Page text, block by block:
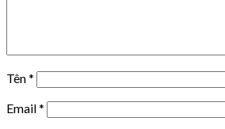
Tên*
Email*